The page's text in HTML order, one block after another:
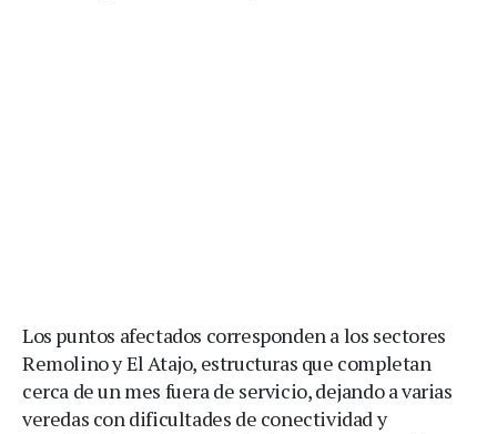
Los puntos afectados corresponden a los sectores
Remolino y El Atajo, estructuras que completan
cerca de un mes fuera de servicio, dejando a varias
veredas con dificultades de conectividad y